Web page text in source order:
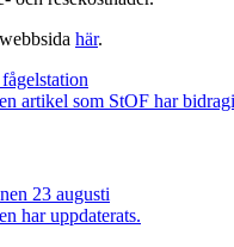
här.
artikel som StOF har
23 augusti
har uppdaterats.